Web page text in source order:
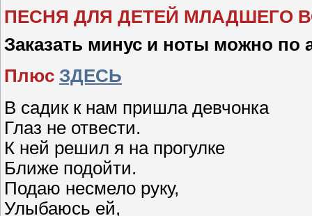
ПЕСНЯ ДЛЯ ДЕТЕЙ МЛАДШЕГО
Заказать минус и ноты можно по
Плюс ЗДЕСЬ
В садик к нам пришла девчонка
Глаз не отвести.
К ней решил я на прогулке
Ближе подойти.
Подаю несмело руку,
Улыбаюсь ей,